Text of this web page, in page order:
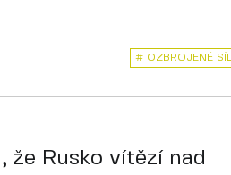
# OZBROJENÉ
že Rusko vítězí nad